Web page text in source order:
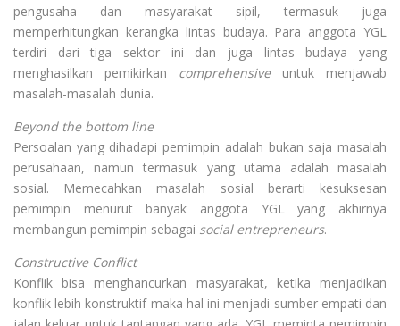
pengusaha dan masyarakat sipil, termasuk juga
memperhitungkan kerangka lintas budaya. Para anggota YGL
terdiri dari tiga sektor ini dan juga lintas budaya yang
menghasilkan pemikirkan comprehensiveuntuk menjawab
masalah-masalah dunia.
Beyond the bottom line
Persoalan yang dihadapi pemimpin adalah bukan saja masalah
perusahaan, namun termasuk yang utama adalah masalah
sosial. Memecahkan masalah sosial berarti kesuksesan
pemimpin menurut banyak anggota YGL yang akhirnya
membangun pemimpin sebagai social entrepreneurs.
Constructive Conflict
Konflik bisa menghancurkan masyarakat, ketika menjadikan
konflik lebih konstruktif maka hal ini menjadi sumber empati dan